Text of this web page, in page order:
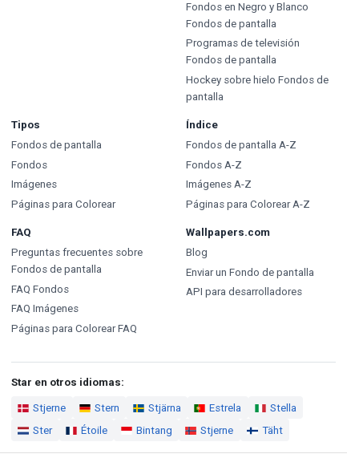
Fondos en Negro y Blanco
Fondos de pantalla
Programas de televisión
Fondos de pantalla
Hockey sobre hielo Fondos de
pantalla
Tipos
Fondos de pantalla
Fondos
Imágenes
Páginas para Colorear
Índice
Fondos de pantalla A-Z
Fondos A-Z
Imágenes A-Z
Páginas para Colorear A-Z
FAQ
Preguntas frecuentes sobre
Fondos de pantalla
FAQ Fondos
FAQ Imágenes
Páginas para Colorear FAQ
Wallpapers.com
Blog
Enviar un Fondo de pantalla
API para desarrolladores
Star en otros idiomas:
Stjerne Stern Stjärna Estrela
Stella
Ster
Étoile Bintang Stjerne Täht